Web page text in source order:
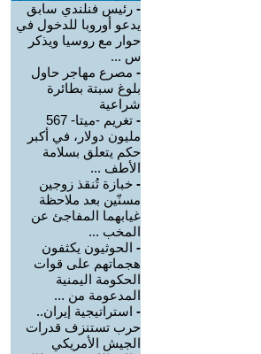
- رئيس فنلندي سابق
يدعو أوروبا للدخول في
حوار مع روسيا ويذكر
س ...
- مصرع مهاجر حاول
بلوغ سبتة بطائرة
شراعية
-
تغريم -ميتا- 567
مليون دولار، في أكبر
حكم يتعلق بسلامة
الأطف ...
- خبازة تُنقذ زوجين
مسنّين بعد ملاحظة
غيابهما المفاجئ عن
المخب ...
- الحوثيون يكثفون
هجماتهم على قوات
الحكومة اليمنية
المدعومة من ...
- استراتيجية إيران..
حرب تستنزف قدرات
الجيش الأمريكي